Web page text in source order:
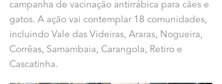
campanha de vacinação antirrábica para cães e
gatos. A ação vai contemplar 18 comunidades,
incluindo Vale das Videiras, Araras, Nogueira,
Corrêas, Samambaia, Carangola, Retiro e
Cascatinha.